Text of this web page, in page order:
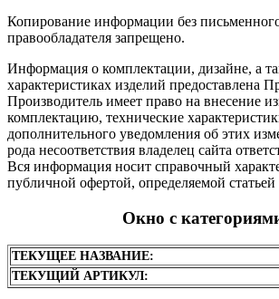
Копирование информации без
правообладателя запрещено.
Информация о комплектации, дизайне, а
характеристиках изделий предоставлена
Производитель имеет право на внесение
комплектацию, технические
дополнительного уведомления об этих
рода несоответствия владелец сайта
Вся информация носит справочный
публичной офертой, определяемой
Окно с
ТЕКУЩЕЕ НАЗВАНИЕ:
ТЕКУЩИЙ АРТИКУЛ: